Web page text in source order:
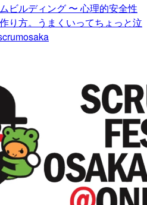
ビルディング 〜 心理的安全性
り方。うまくいってちょっと泣